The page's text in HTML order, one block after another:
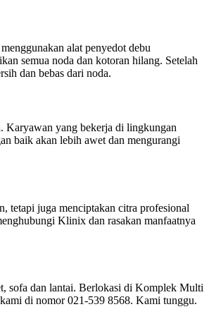
alat penyedot debu
semua noda dan kotoran hilang. Setelah
dan bebas dari noda.
Karyawan yang bekerja di lingkungan
baik akan lebih awet dan mengurangi
tetapi juga menciptakan citra profesional
Klinix dan rasakan manfaatnya
sofa dan lantai. Berlokasi di Komplek Multi
di nomor 021-539 8568. Kami tunggu.